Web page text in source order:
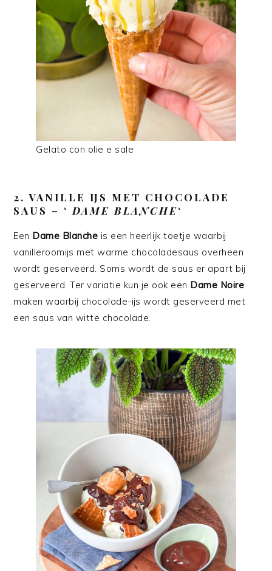
Gelato con olie e sale
2. VANILLE IJS MET CHOCOLADE
SAUS – ‘ DAME BLANCHE‘
Een Dame Blanche is een heerlijk toetje waarbij
vanilleroomijs met warme chocoladesaus overheen
wordt geserveerd. Soms wordt de saus er apart bij
geserveerd. Ter variatie kun je ook een Dame Noire
maken waarbij chocolade-ijs wordt geserveerd met
een saus van witte chocolade.